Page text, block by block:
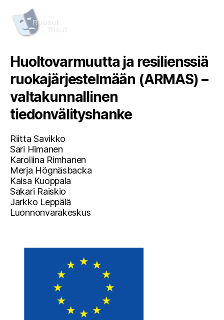
Huoltovarmuutta ja resilienssiä
ruokajärjestelmään (ARMAS) –
valtakunnallinen
tiedonvälityshanke
Riitta Savikko
Sari Himanen
Karoliina Rimhanen
Merja Högnäsbacka
Kaisa Kuoppala
Sakari Raiskio
Jarkko Leppälä
Luonnonvarakeskus